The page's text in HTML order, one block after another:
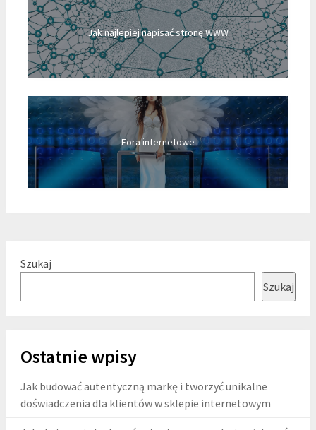
Jak najlepiej napisać stronę WWW
Fora internetowe
Szukaj
Szukaj
Ostatnie wpisy
Jak budować autentyczną markę i tworzyć unikalne
doświadczenia dla klientów w sklepie internetowym